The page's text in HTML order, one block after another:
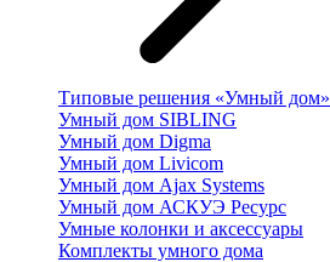
Типовые решения «Умный дом»
Умный дом SIBLING
Умный дом Digma
Умный дом Livicom
Умный дом Ajax Systems
Умный дом АСКУЭ Ресурс
Умные колонки и аксессуары
Комплекты умного дома